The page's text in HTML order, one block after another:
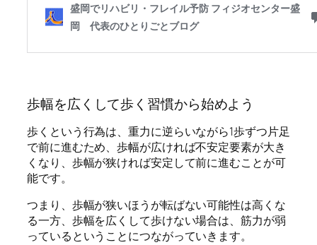
歩幅を広くして歩く習慣から始めよう
歩くという行為は、重力に逆らいながら1歩ずつ片足
で前に進むため、歩幅が広ければ不安定要素が大き
くなり、歩幅が狭ければ安定して前に進むことが可
能です。
つまり、歩幅が狭いほうが転ばない可能性は高くな
る一方、歩幅を広くして歩けない場合は、筋力が弱
っているということにつながっていきます。